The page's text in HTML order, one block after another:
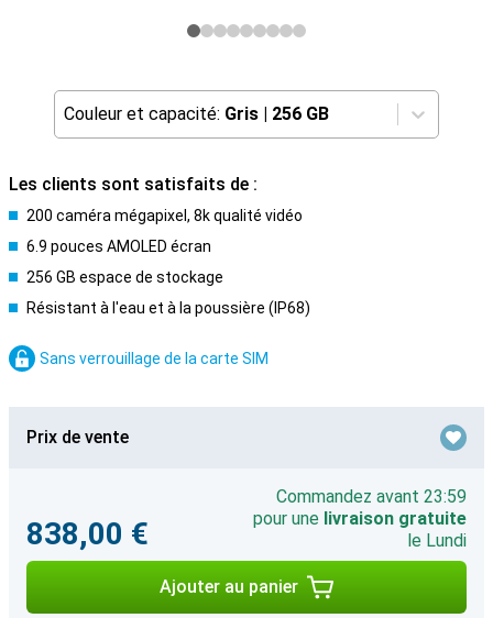
Couleur et capacité: Gris | 256 GB
Les clients sont satisfaits de :
200 caméra mégapixel, 8k qualité vidéo
6.9 pouces AMOLED écran
256 GB espace de stockage
Résistant à l'eau et à la poussière (IP68)
Sans verrouillage de la carte SIM
Prix de vente
838,00 €
Commandez avant 23:59
pour une livraison gratuite
le Lundi
Ajouter au panier